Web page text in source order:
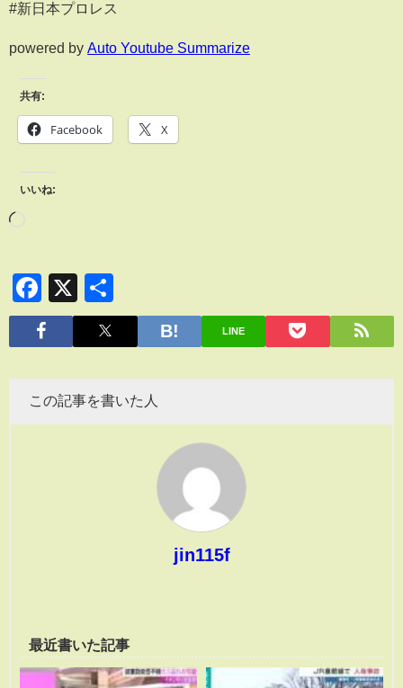
#新日本プロレス
powered by Auto Youtube Summarize
共有:
Facebook X
いいね:
Facebook
X
有
LINE
この記事を書いた人
jin115f
最近書いた記事